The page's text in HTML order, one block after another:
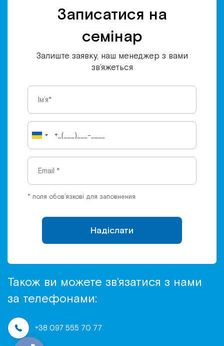
Записатися на
семінар
Залиште заявку, наш менеджер з вами
зв’яжеться
* поля обов’язкові для заповнения
Надіслати
Також ви можете зв’язатися з нами
за телефонами:
+38 097 555 70 77